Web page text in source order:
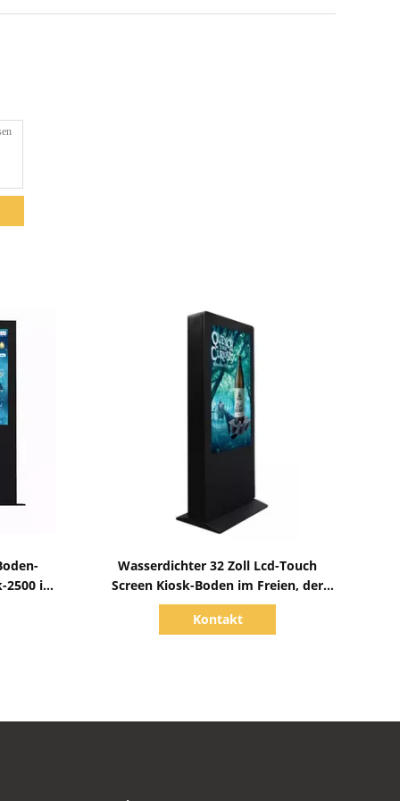
2500 im
Wasserdichter 32 Zoll Lcd-Touch
Screen Kiosk-Boden im Freien, der
2500 Nissen steht
Kontakt